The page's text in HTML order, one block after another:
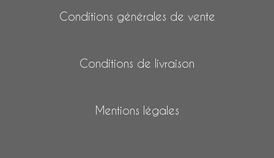
Conditions générales de vente
Conditions de livraison
Mentions légales